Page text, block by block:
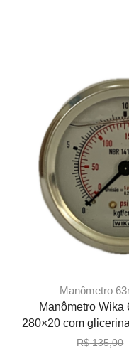
Manômetro
Manômetro Wika
280×20 com
R$135,00